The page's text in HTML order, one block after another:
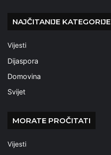
NAJČITANIJE KATEGORIJE
Vijesti
Dijaspora
Domovina
Svijet
MORATE PROČITATI
Vijesti